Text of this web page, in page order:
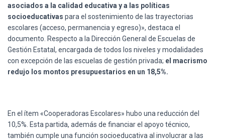
asociados a la calidad educativa y a las políticas
socioeducativas para el sostenimiento de las trayectorias
escolares (acceso, permanencia y egreso)», destaca el
documento. Respecto a la Dirección General de Escuelas de
Gestión Estatal, encargada de todos los niveles y modalidades
con excepción de las escuelas de gestión privada; el macrismo
redujo los montos presupuestarios en un 18,5%.
En el ítem «Cooperadoras Escolares» hubo una reducción del
10,5%. Esta partida, además de financiar el apoyo técnico,
también cumple una función socioeducativa al involucrar a las